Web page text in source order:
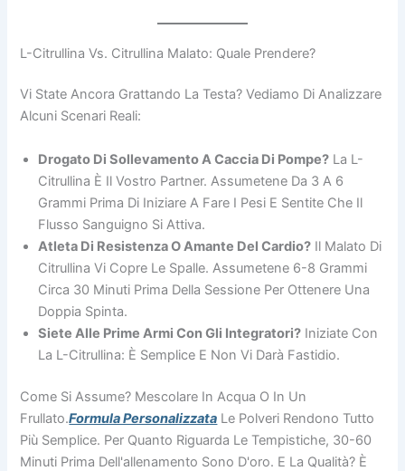
L-Citrullina Vs. Citrullina Malato: Quale Prendere?
Vi State Ancora Grattando La Testa? Vediamo Di Analizzare
Alcuni Scenari Reali:
Drogato Di Sollevamento A Caccia Di Pompe? La L-
Citrullina È Il Vostro Partner. Assumetene Da 3 A 6
Grammi Prima Di Iniziare A Fare I Pesi E Sentite Che Il
Flusso Sanguigno Si Attiva.
Atleta Di Resistenza O Amante Del Cardio? Il Malato Di
Citrullina Vi Copre Le Spalle. Assumetene 6-8 Grammi
Circa 30 Minuti Prima Della Sessione Per Ottenere Una
Doppia Spinta.
Siete Alle Prime Armi Con Gli Integratori? Iniziate Con
La L-Citrullina: È Semplice E Non Vi Darà Fastidio.
Come Si Assume? Mescolare In Acqua O In Un
Frullato.Formula Personalizzata Le Polveri Rendono Tutto
Più Semplice. Per Quanto Riguarda Le Tempistiche, 30-60
Minuti Prima Dell'allenamento Sono D'oro. E La Qualità? È